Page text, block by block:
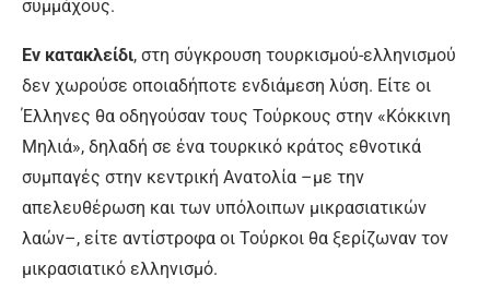
συμμάχους.
Εν κατακλείδι, στη σύγκρουση τουρκισμού-ελληνισμού
δεν χωρούσε οποιαδήποτε ενδιάμεση λύση. Είτε οι
Έλληνες θα οδηγούσαν τους Τούρκους στην «Κόκκινη
Μηλιά», δηλαδή σε ένα τουρκικό κράτος εθνοτικά
συμπαγές στην κεντρική Ανατολία –με την
απελευθέρωση και των υπόλοιπων μικρασιατικών
λαών–, είτε αντίστροφα οι Τούρκοι θα ξερίζωναν τον
μικρασιατικό ελληνισμό.